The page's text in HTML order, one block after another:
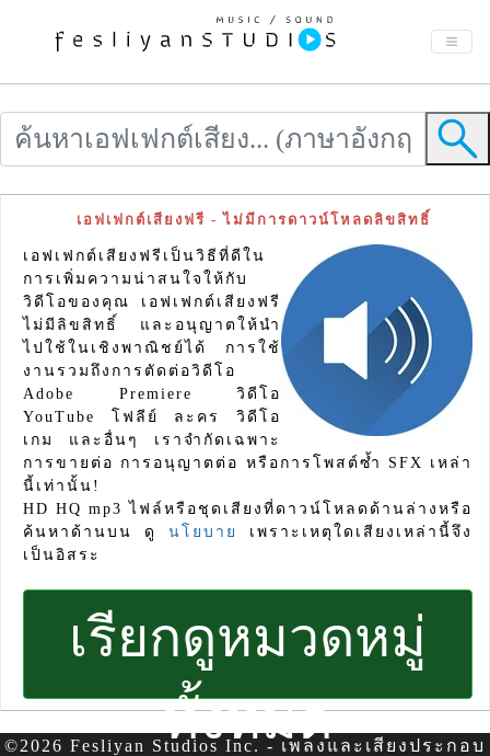
เอฟเฟกต์เสียงฟรี - ไม่มีการดาวน์โหลดลิขสิทธิ์
เอฟเฟกต์เสียงฟรีเป็นวิธีที่ดีใน
การเพิ่มความน่าสนใจให้กับ
วิดีโอของคุณ เอฟเฟกต์เสียงฟรี
ไม่มีลิขสิทธิ์ และอนุญาตให้นำ
ไปใช้ในเชิงพาณิชย์ได้ การใช้
งานรวมถึงการตัดต่อวิดีโอ
Adobe Premiere วิดีโอ
YouTube โฟลีย์ ละคร วิดีโอ
เกม และอื่นๆ เราจำกัดเฉพาะ
การขายต่อ การอนุญาตต่อ หรือการโพสต์ซ้ำ SFX เหล่า
นี้เท่านั้น!
HD HQ mp3 ไฟล์หรือชุดเสียงที่ดาวน์โหลดด้านล่างหรือ
ค้นหาด้านบน ดู นโยบาย
เพราะเหตุใดเสียงเหล่านี้จึง
เป็นอิสระ
เรียกดูหมวดหมู่
ทั้งหมด
©2026 Fesliyan Studios Inc. - เพลงและเสียงประกอบ